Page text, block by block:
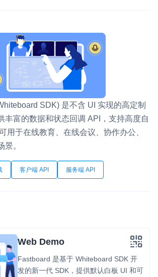
NEW
、低时延、高并发、安全、全球化的即时聊天云服
播
家 CDN 供应商，提供一个整体播放体验最佳的
供优质的媒体流传输，实现人与人、人与物、物与
连接
语音转写功能
实时互动白板协作
SDK) 是不含 UI 实现的高定制
丰富的数据和状态回调 API，支持高度自
用于在线教育、在线会议、协作办公、
景。
客户端 API 服务端 API
Web Demo
Fastboard 是基于 Whiteboard SDK 开
发的新一代 SDK，提供默认白板 UI 和可